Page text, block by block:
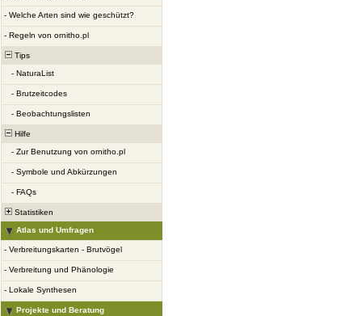
- Welche Arten sind wie geschützt?
- Regeln von ornitho.pl
Tips
- NaturaList
- Brutzeitcodes
- Beobachtungslisten
Hilfe
- Zur Benutzung von ornitho.pl
- Symbole und Abkürzungen
- FAQs
Statistiken
Atlas und Umfragen
- Verbreitungskarten - Brutvögel
- Verbreitung und Phänologie
- Lokale Synthesen
Projekte und Beratung